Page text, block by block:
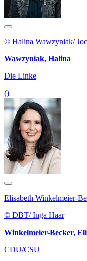
© Halina Wawzyniak/
Wawzyniak, Halina
Die Linke
()
Elisabeth Winkelmeier-
© DBT/ Inga Haar
Winkelmeier-Becker,
CDU/CSU